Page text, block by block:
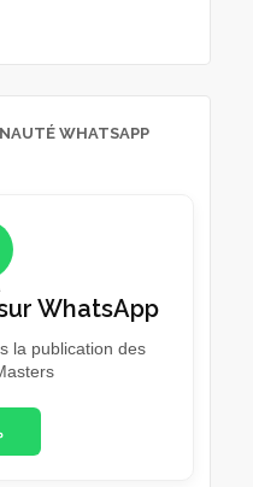
WHATSAPP
WhatsApp
la publication des